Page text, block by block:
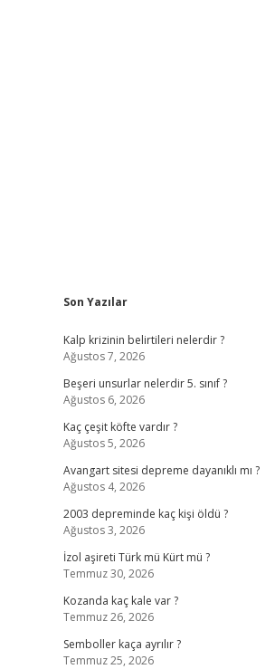
Sidebar
Son Yazılar
Kalp krizinin belirtileri nelerdir ?
Ağustos 7, 2026
Beşeri unsurlar nelerdir 5. sınıf ?
Ağustos 6, 2026
Kaç çeşit köfte vardır ?
Ağustos 5, 2026
Avangart sitesi depreme dayanıklı mı ?
Ağustos 4, 2026
2003 depreminde kaç kişi öldü ?
Ağustos 3, 2026
İzol aşireti Türk mü Kürt mü ?
Temmuz 30, 2026
Kozanda kaç kale var ?
Temmuz 26, 2026
Semboller kaça ayrılır ?
Temmuz 25, 2026